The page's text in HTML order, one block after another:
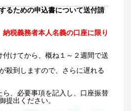
るための申込書について送付請
税義務者本人名義の口座に限り
けてから、概ね１～２週間で送
殺到しますので、さらに遅れる
、必要事項を記入し、口座振替
提出ください。